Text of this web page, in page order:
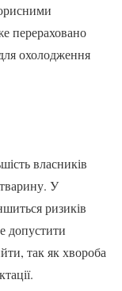
перераховано
охолодження
власників
У
ризиків
допустити
так як хвороба